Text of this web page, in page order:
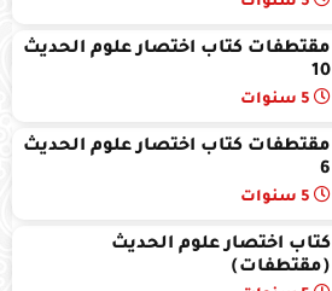
مقتطفات كتاب اختصار علوم الحديث
10
مقتطفات كتاب اختصار علوم الحديث
6
كتاب اختصار علوم الحديث
(مقتطفات)